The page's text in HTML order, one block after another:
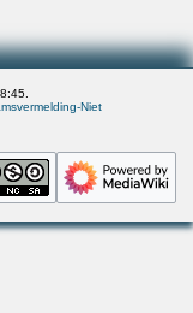
Niet